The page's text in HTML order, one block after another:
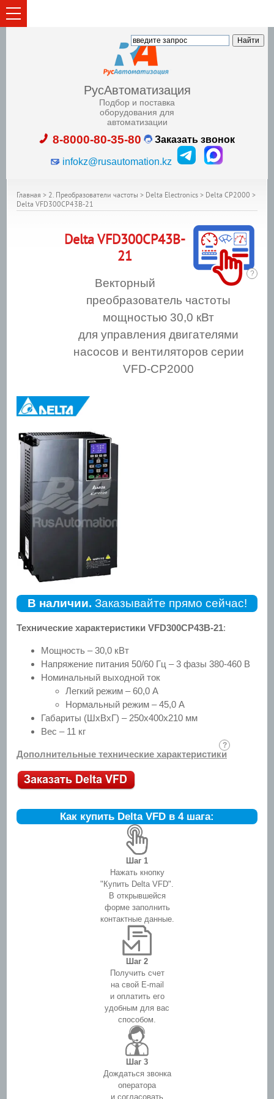
РусАвтоматизация
Подбор и поставка
оборудования для
автоматизации
8-8000-80-35-80 Заказать звонок
infokz@rusautomation.kz
Главная > 2. Преобразователи частоты > Delta Electronics > Delta CP2000 >
Delta VFD300CP43B-21
DeltaVFD300CP43B-
21
Векторный
преобразователь частоты
мощностью 30,0 кВт
для управления двигателями
насосов и вентиляторов серии
VFD-СP2000
В наличии. Заказывайте прямо сейчас!
Технические характеристики VFD300CP43B-21:
Мощность – 30,0 кВт
Напряжение питания 50/60 Гц – 3 фазы 380-460 В
Номинальный выходной ток
Легкий режим – 60,0 А
Нормальный режим – 45,0 А
Габариты (ШхВхГ) – 250х400х210 мм
Вес – 11 кг
Дополнительные технические характеристики
Как купить Delta VFD в 4 шага:
Шаг 1
Нажать кнопку
"Купить Delta VFD".
В открывшейся
форме заполнить
контактные данные.
Шаг 2
Получить счет
на свой E-mail
и оплатить его
удобным для вас
способом.
Шаг 3
Дождаться звонка
оператора
и согласовать